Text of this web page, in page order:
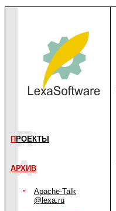
П РОЕКТЫ
АРХИВ
Apache-Talk
@lexa.ru